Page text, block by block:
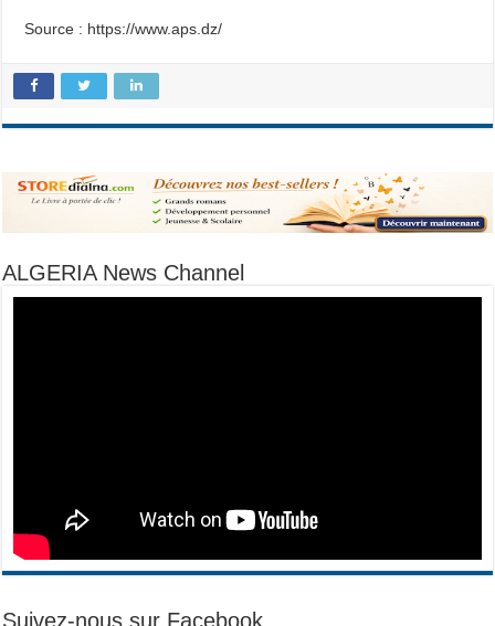
Source : https://www.aps.dz/
ALGERIA News Channel
Suivez-nous sur Facebook